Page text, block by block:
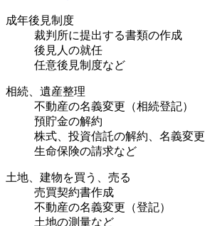
成年後見制度
裁判所に提出する書類の作成
後見人の就任
任意後見制度など
相続、遺産整理
不動産の名義変更（相続登記）
預貯金の解約
株式、投資信託の解約、名義変更
生命保険の請求など
土地、建物を買う、売る
売買契約書作成
不動産の名義変更（登記）
土地の測量など